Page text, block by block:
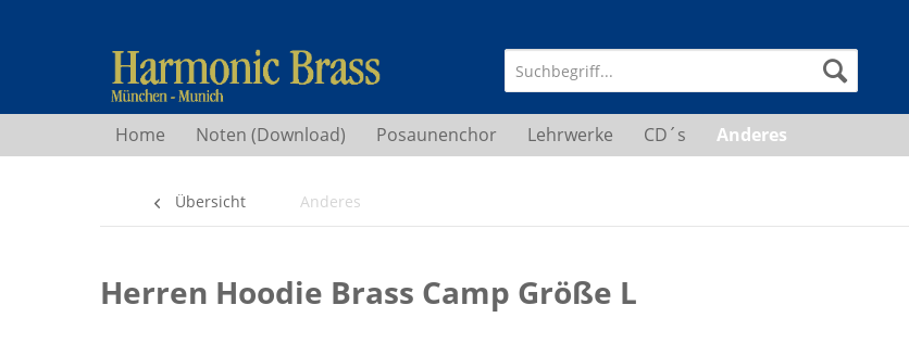
Home Noten (Download) Posaunenchor Lehrwerke CD´s Anderes
Übersicht Anderes
Herren Hoodie Brass Camp Größe L